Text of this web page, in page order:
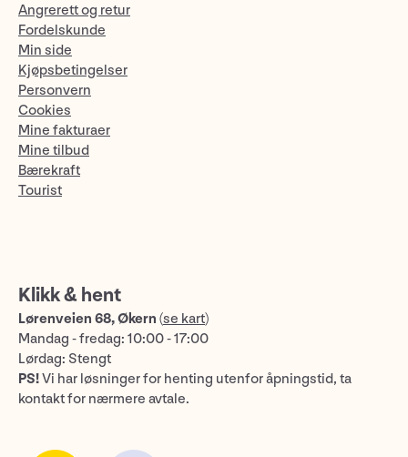
Angrerett og retur
Fordelskunde
Min side
Kjøpsbetingelser
Personvern
Cookies
Mine fakturaer
Mine tilbud
Bærekraft
Tourist
Klikk & hent
Lørenveien 68, Økern (se kart)
Mandag - fredag: 10:00 - 17:00
Lørdag: Stengt
PS!Vi har løsninger for henting utenfor åpningstid, ta
kontakt for nærmere avtale.